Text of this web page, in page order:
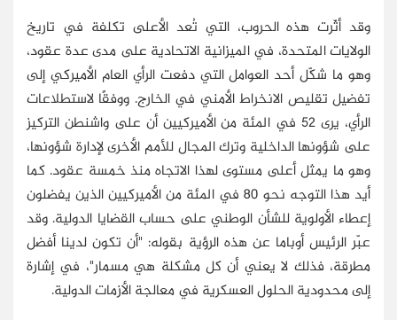
وقد أثّرت هذه الحروب، التي تُعد الأعلى تكلفة في تاريخ
الولايات المتحدة، في الميزانية الاتحادية على مدى عدة عقود،
وهو ما شكّل أحد العوامل التي دفعت الرأي العام الأميركي إلى
تفضيل تقليص الانخراط الأمني في الخارج. ووفقًا لاستطلاعات
الرأي، يرى 52 في المئة من الأميركيين أن على واشنطن التركيز
على شؤونها الداخلية وترك المجال للأمم الأخرى لإدارة شؤونها،
وهو ما يمثل أعلى مستوى لهذا الاتجاه منذ خمسة عقود. كما
أيد هذا التوجه نحو 80 في المئة من الأميركيين الذين يفضلون
إعطاء الأولوية للشأن الوطني على حساب القضايا الدولية. وقد
عبّر الرئيس أوباما عن هذه الرؤية بقوله: "أن تكون لدينا أفضل
مطرقة، فذلك لا يعني أن كل مشكلة هي مسمار"، في إشارة
إلى محدودية الحلول العسكرية في معالجة الأزمات الدولية.